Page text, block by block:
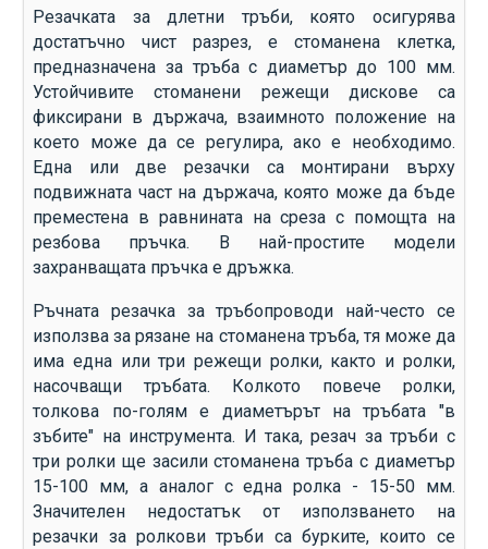
Резачката за длетни тръби, която осигурява
достатъчно чист разрез, е стоманена клетка,
предназначена за тръба с диаметър до 100 мм.
Устойчивите стоманени режещи дискове са
фиксирани в държача, взаимното положение на
което може да се регулира, ако е необходимо.
Една или две резачки са монтирани върху
подвижната част на държача, която може да бъде
преместена в равнината на среза с помощта на
резбова пръчка. В най-простите модели
захранващата пръчка е дръжка.
Ръчната резачка за тръбопроводи най-често се
използва за рязане на стоманена тръба, тя може да
има една или три режещи ролки, както и ролки,
насочващи тръбата. Колкото повече ролки,
толкова по-голям е диаметърът на тръбата "в
зъбите" на инструмента. И така, резач за тръби с
три ролки ще засили стоманена тръба с диаметър
15-100 мм, а аналог с една ролка - 15-50 мм.
Значителен недостатък от използването на
резачки за ролкови тръби са бурките, които се